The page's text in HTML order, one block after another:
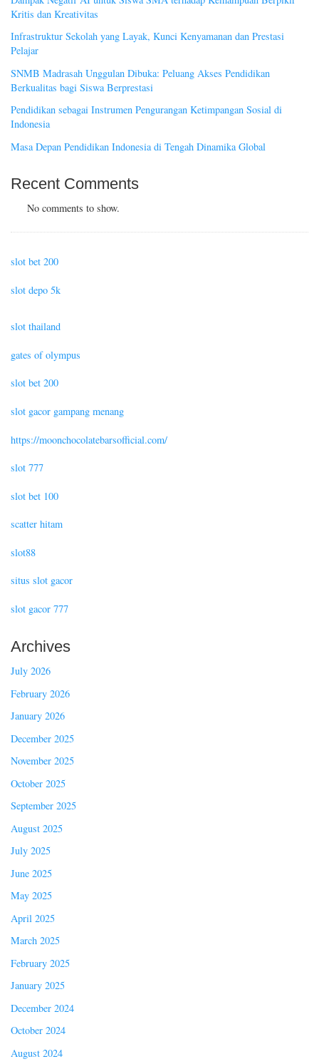
Kritis dan Kreativitas
Infrastruktur Sekolah yang Layak, Kunci Kenyamanan dan Prestasi
Pelajar
SNMB Madrasah Unggulan Dibuka: Peluang Akses Pendidikan
Berkualitas bagi Siswa Berprestasi
Pendidikan sebagai Instrumen Pengurangan Ketimpangan Sosial di
Indonesia
Masa Depan Pendidikan Indonesia di Tengah Dinamika Global
Recent Comments
No comments to show.
slot bet 200
slot depo 5k
slot thailand
gates of olympus
slot bet 200
slot gacor gampang menang
https://moonchocolatebarsofficial.com/
slot 777
slot bet 100
scatter hitam
slot88
situs slot gacor
slot gacor 777
Archives
July 2026
February 2026
January 2026
December 2025
November 2025
October 2025
September 2025
August 2025
July 2025
June 2025
May 2025
April 2025
March 2025
February 2025
January 2025
December 2024
October 2024
August 2024